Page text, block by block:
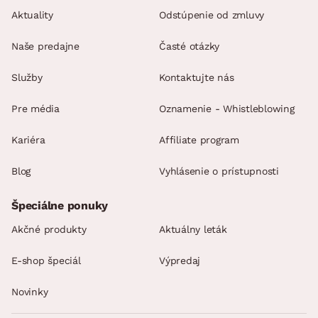
Aktuality
Naše predajne
Služby
Pre média
Kariéra
Blog
Odstúpenie od zmluvy
Časté otázky
Kontaktujte nás
Oznamenie - Whistleblowing
Affiliate program
Vyhlásenie o prístupnosti
Špeciálne ponuky
Akčné produkty Aktuálny leták
E-shop špeciál Výpredaj
Novinky